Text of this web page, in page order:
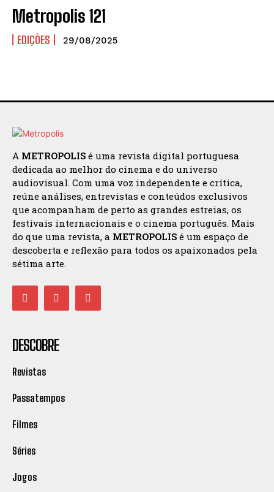
Metropolis 121
EDIÇÕES 29/08/2025
A METROPOLIS é uma revista digital portuguesa
dedicada ao melhor do cinema e do universo
audiovisual. Com uma voz independente e crítica,
reúne análises, entrevistas e conteúdos exclusivos
que acompanham de perto as grandes estreias, os
festivais internacionais e o cinema português. Mais
do que uma revista, a METROPOLIS é um espaço de
descoberta e reflexão para todos os apaixonados pela
sétima arte.
DESCOBRE
Revistas
Passatempos
Filmes
Séries
Jogos